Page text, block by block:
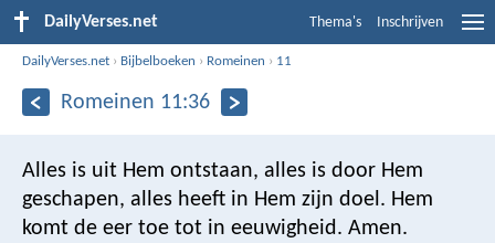
DailyVerses.net Thema's Inschrijven
DailyVerses.net › Bijbelboeken › Romeinen › 11
Romeinen 11:36
Alles is uit Hem ontstaan, alles is door Hem
geschapen, alles heeft in Hem zijn doel. Hem
komt de eer toe tot in eeuwigheid. Amen.